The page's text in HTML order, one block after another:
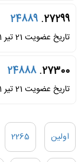
27299.
24889
تاریخ عضویت 21 تیر 1401 ساعت 16:36:45
27300.
24888
تاریخ عضویت 21 تیر 1401 ساعت 12:57:01
اولین 2265